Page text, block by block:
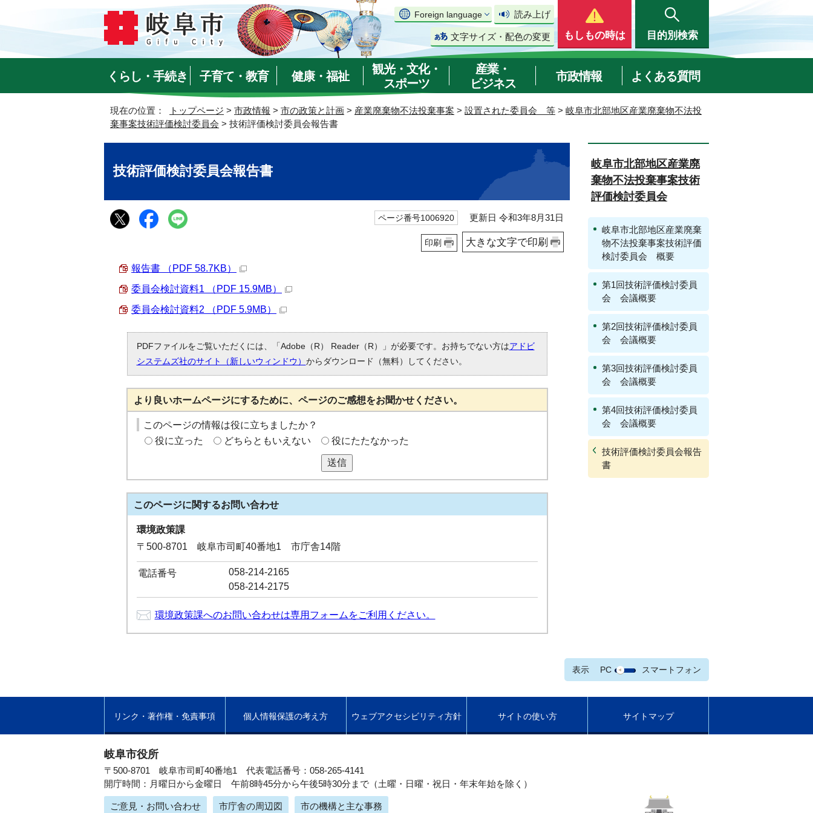
Foreign language 読み上げ
文字サイズ・配色の変更 もしもの時は 目的別検索
くらし・手続き 子育て・教育 健康・福祉
観光・文化・
スポーツ
産業・
ビジネス
市政情報 よくある質問
現在の位置： トップページ > 市政情報 > 市の政策と計画 > 産業廃棄物不法投棄事案 > 設置された委員会 等 > 岐阜市北部地区産業廃棄物不法投
棄事案技術評価検討委員会 > 技術評価検討委員会報告書
技術評価検討委員会報告書
ページ番号1006920 更新日 令和3年8月31日
印刷 大きな文字で印刷
報告書 （PDF 58.7KB）
委員会検討資料1 （PDF 15.9MB）
委員会検討資料2 （PDF 5.9MB）
PDFファイルをご覧いただくには、「Adobe（R） Reader（R）」が必要です。お持ちでない方はアドビ
システムズ社のサイト（新しいウィンドウ） からダウンロード（無料）してください。
より良いホームページにするために、ページのご感想をお聞かせください。
このページの情報は役に立ちましたか？
役に立った
どちらともいえない 役にたたなかった
送信
このページに関するお問い合わせ
環境政策課
〒500-8701 岐阜市司町40番地1 市庁舎14階
電話番号
058-214-2165
058-214-2175
環境政策課へのお問い合わせは専用フォームをご利用ください。
岐阜市北部地区産業廃
棄物不法投棄事案技術
評価検討委員会
岐阜市北部地区産業廃棄
物不法投棄事案技術評価
検討委員会 概要
第1回技術評価検討委員
会 会議概要
第2回技術評価検討委員
会 会議概要
第3回技術評価検討委員
会 会議概要
第4回技術評価検討委員
会 会議概要
技術評価検討委員会報告
書
表示 PC スマートフォン
リンク・著作権・免責事項 個人情報保護の考え方 ウェブアクセシビリティ方針 サイトの使い方 サイトマップ
岐阜市役所
〒500-8701 岐阜市司町40番地1 代表電話番号：058-265-4141
開庁時間：月曜日から金曜日 午前8時45分から午後5時30分まで（土曜・日曜・祝日・年末年始を除く）
ご意見・お問い合わせ 市庁舎の周辺図 市の機構と主な事務